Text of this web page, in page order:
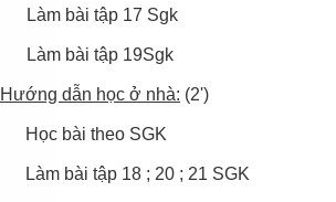
Làm bài tập 17 Sgk
Làm bài tập 19Sgk
dẫn học ở nhà: (2')
Học bài theo SGK
Làm bài tập 18 ; 20 ; 21 SGK